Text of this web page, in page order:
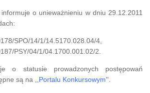
o unieważnieniu w dniu 29.12.2011
SPO/14/1/14.5170.028.04/4,
PSY/04/1/04.1700.001.02/2.
o statusie prowadzonych postępowań
są na ,, Portalu Konkursowym''.